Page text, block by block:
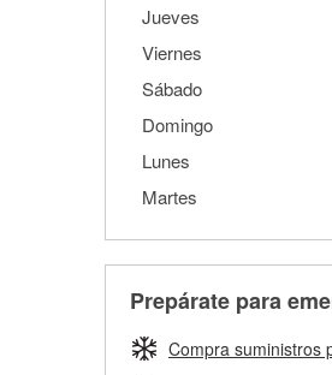
Jueves
Viernes
Sábado
Domingo
Lunes
Martes
Prepárate para
Compra suministros